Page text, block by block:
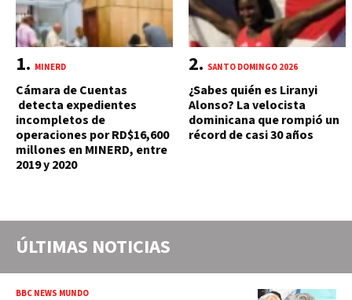
MINERD
Cámara de Cuentas
detecta expedientes
incompletos de
operaciones por RD$16,600
millones en MINERD, entre
2019 y 2020
SANTO DOMINGO 2026
¿Sabes quién es Liranyi
Alonso? La velocista
dominicana que rompió un
récord de casi 30 años
ÚLTIMAS NOTICIAS
BBC NEWS MUNDO